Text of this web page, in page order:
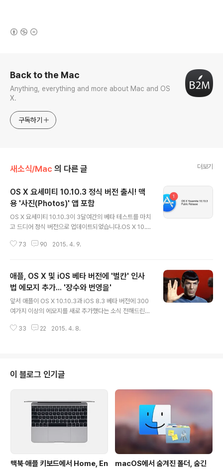
Back to the Mac
Anything, everything and more about Mac and OS
X.
구독하기
새소식/Mac 의 다른 글 더보기
OS X 요세미티 10.10.3 정식 버전 출시! 맥
용 '사진(Photos)' 앱 포함
OS X 요세미티 10.10.3이 3달여간의 베타 테스트를 마치
고 드디어 정식 버전으로 업데이트되었습니다.OS X 10.1
지금 바로 맥 앱스토어를 통해 운영체제를 업데이트할 수
에 따라 약간의 차이가 있는데 1.5~2GB 내외입니다. 운영
체제 업데이트와 더불어 시스템 복구 기능에 대한 전반적
인 안정성을 향상하는 'OS X Yosemite 복구 업데이트 1.
0'도 동시에 배포되고 있으며, 용량은 503MB입니다. *
아이포토보다는 빠르고 애퍼처보다는 편집 기능이 적은
'사진' 앱OS X 요세미티 10.10.3 정식 버전은 맥..
73 90 2015. 4. 9.
애플, OS X 및 iOS 베타 버전에 '벌칸' 인사
법 에모지 추가... '장수와 번영을'
앞서 애플이 OS X 10.10.3과 iOS 8.3 베타 버전에 300
여가지 이상의 에모지를 새로 추가했다는 소식 전해드린
한 에모지인데, 뜻밖에 외계 종족의 인사법을 표현한 에모
고, 가운데와 집게는 붙인 후 가운데와 약손가락 사이는 벌
리는 인사법입니다. 이렇게 말이죠. 스타트렉 팬이라면 이
미 잘 알고 계시겠죠. 이 인사법은 벌컨족 스폭을 연기한
'레너드 니모이'가 고안한 것으로, 이 제스처를 취하며 "장
수와 번영을(Live Long And Prosper)"이라고 말하는
33 22 2015. 4. 8.
이 블로그 인기글
맥북∙애플 키보드에서 Home, En
macOS에서 숨겨진 폴더, 숨긴